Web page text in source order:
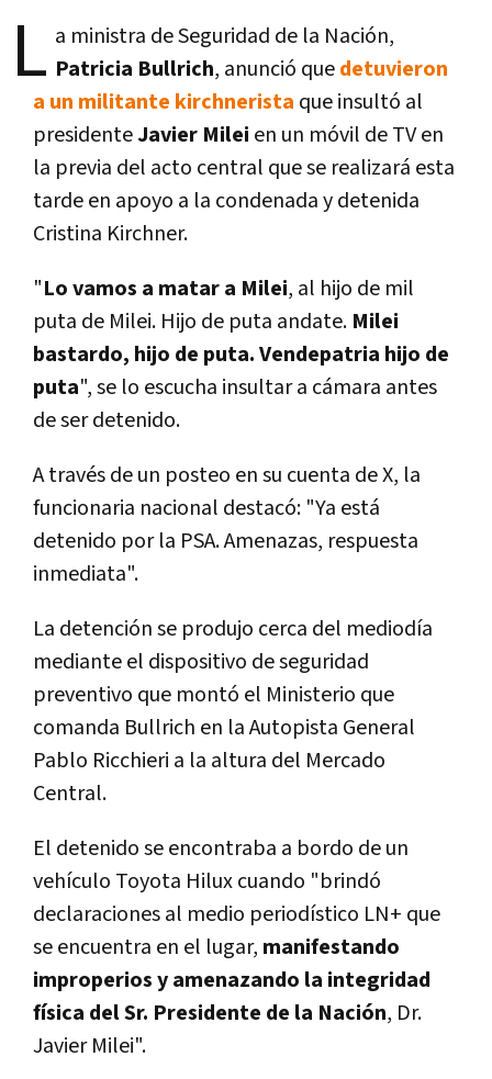
L a ministra de Seguridad de la Nación,
Patricia Bullrich, anunció quedetuvieron
a un militante kirchnerista que insultó al
presidenteJavier Milei en un móvil de TV en
la previa del acto central que se realizará esta
tarde en apoyo a la condenada y detenida
Cristina Kirchner.
"Lo vamos a matar a Milei, al hijo de mil
puta de Milei. Hijo de puta andate. Milei
bastardo, hijo de puta. Vendepatria hijo de
puta", se lo escucha insultar a cámara antes
de ser detenido.
A través de un posteo en su cuenta de X, la
funcionaria nacional destacó: "Ya está
detenido por la PSA. Amenazas, respuesta
inmediata".
La detención se produjo cerca del mediodía
mediante el dispositivo de seguridad
preventivo que montó el Ministerio que
comanda Bullrich en la Autopista General
Pablo Ricchieri a la altura del Mercado
Central.
El detenido se encontraba a bordo de un
vehículo Toyota Hilux cuando "brindó
declaraciones al medio periodístico LN+ que
se encuentra en el lugar, manifestando
improperios y amenazando la integridad
física del Sr. Presidente de la Nación, Dr.
Javier Milei".